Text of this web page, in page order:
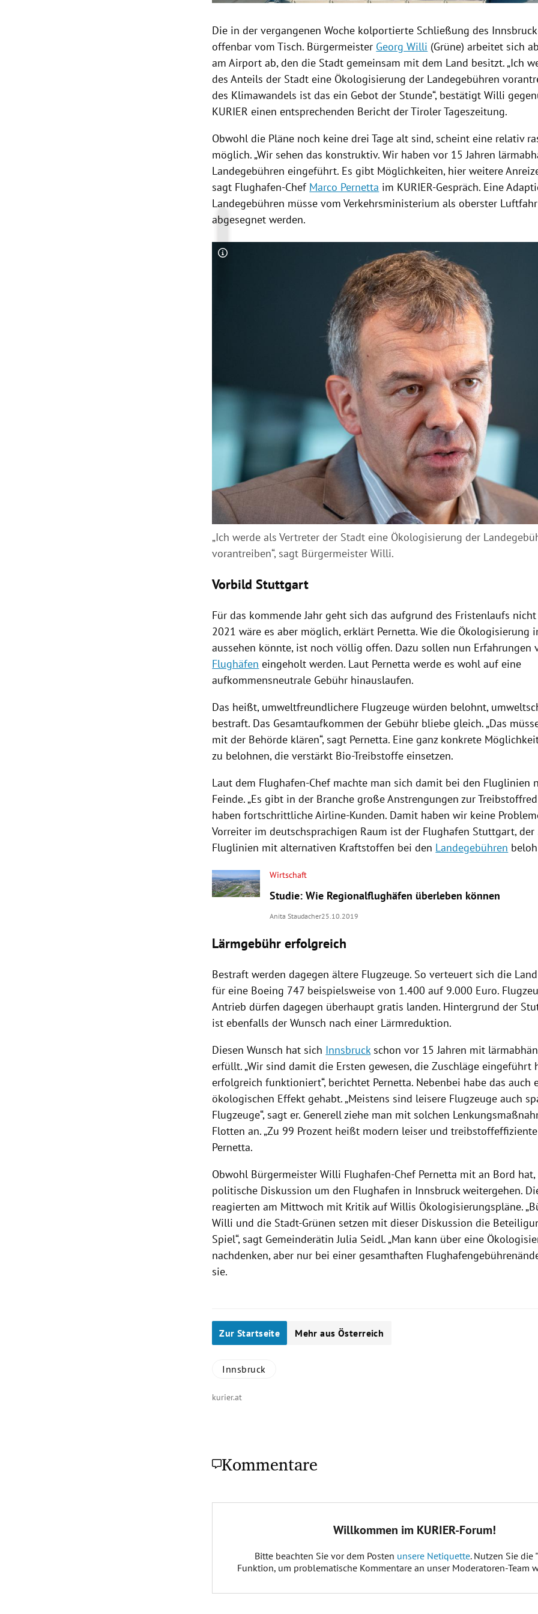
Die in der vergangenen Woche kolportierte Schließung des
offenbar vom Tisch. Bürgermeister Georg Willi (Grüne) arbeitet sich
am Airport ab, den die Stadt gemeinsam mit dem Land besitzt. „Ich
des Anteils der Stadt eine Ökologisierung der Landegebühren
des Klimawandels ist das ein Gebot der Stunde“, bestätigtWilli
KURIER einen entsprechenden Bericht derTiroler Tageszeitung.
Obwohl die Pläne noch keine drei Tage alt sind, scheint eine relativ
möglich. „Wir sehen das konstruktiv. Wir haben vor 15 Jahren
Landegebühren eingeführt. Es gibt Möglichkeiten, hier weitere
sagt Flughafen-Chef Marco Pernetta im KURIER-Gespräch. Eine
Landegebühren müsse vomVerkehrsministerium als oberster
abgesegnet werden.
Copyright-Hinweis öffnen/schließen
„Ich werde als Vertreter der Stadt eine Ökologisierung der
vorantreiben“, sagt Bürgermeister Willi.
Vorbild Stuttgart
Für das kommende Jahr geht sich das aufgrund des Fristenlaufs
2021 wäre es aber möglich, erklärt Pernetta. Wie die Ökologisierung
aussehen könnte, ist noch völlig offen. Dazu sollen nun Erfahrungen
Flughäfen eingeholt werden. Laut Pernetta werde es wohl auf eine
aufkommensneutrale Gebühr hinauslaufen.
Das heißt, umweltfreundlichere Flugzeuge würden belohnt,
bestraft. Das Gesamtaufkommen der Gebühr bliebe gleich. „Das
mit der Behörde klären“, sagt Pernetta. Eine ganz konkrete
zu belohnen, die verstärkt Bio-Treibstoffe einsetzen.
Laut dem Flughafen-Chef machte man sich damit bei den Fluglinien
Feinde. „Es gibt in der Branche große Anstrengungen zur
haben fortschrittliche Airline-Kunden. Damit haben wir keine
Vorreiter im deutschsprachigen Raum ist der Flughafen Stuttgart,
Fluglinien mit alternativen Kraftstoffen bei den Landegebühren
Wirtschaft
Studie: Wie Regionalflughäfen überleben können
Anita Staudacher25.10.2019
Lärmgebühr erfolgreich
Bestraft werden dagegen ältere Flugzeuge. So verteuert sich die
für eine Boeing 747 beispielsweise von 1.400 auf 9.000 Euro.
Antrieb dürfen dagegen überhaupt gratis landen. Hintergrund der
ist ebenfalls der Wunsch nach einer Lärmreduktion.
Diesen Wunsch hat sich Innsbruckschon vor 15 Jahren mit
erfüllt. „Wir sind damit die Ersten gewesen, die Zuschläge eingeführt
erfolgreich funktioniert“, berichtet Pernetta. Nebenbei habe das auch
ökologischen Effekt gehabt. „Meistens sind leisere Flugzeuge auch
Flugzeuge“, sagt er. Generell ziehe man mit solchen
Flotten an. „Zu 99 Prozent heißt modern leiser und
Pernetta.
Obwohl BürgermeisterWilli Flughafen-Chef Pernetta mit an Bord
politische Diskussion um den Flughafen in Innsbruckweitergehen.
reagierten am Mittwoch mit Kritik auf Willis Ökologisierungspläne.
Willi und die Stadt-Grünen setzen mit dieser Diskussion die
Spiel“, sagt GemeinderätinJulia Seidl. „Man kann über eine
nachdenken, aber nur bei einer gesamthaften
sie.
Zur Startseite Mehr aus Österreich
Innsbruck
kurier.at
Kommentare